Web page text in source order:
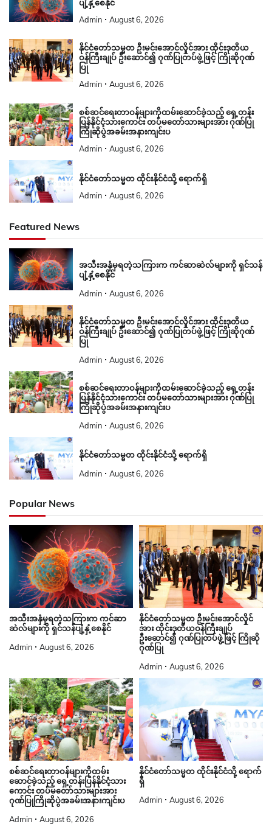
ပျံ့နှံ့စေနိုင်
Admin August 6, 2026
နိုင်ငံတော်သမ္မတ ဦးမင်းအောင်လှိုင်အား ထိုင်းဒုတိယ
ဝန်ကြီးချုပ် ဦးဆောင်၍ ဂုဏ်ပြုတပ်ဖွဲ့ဖြင့် ကြိုဆိုဂုဏ်
ပြု
Admin August 6, 2026
စစ်ဆင်ရေးတာဝန်များကိုထမ်းဆောင်ခဲ့သည့် ရှေ့တန်း
ပြန်နိုင်ငံ့သားကောင်း တပ်မတော်သားများအား ဂုဏ်ပြု
ကြိုဆိုပွဲအခမ်းအနားကျင်းပ
Admin August 6, 2026
နိုင်ငံတော်သမ္မတ ထိုင်းနိုင်ငံသို့ ရောက်ရှိ
Admin August 6, 2026
Featured News
အသီးအနှံမှရတဲ့သကြားက ကင်ဆာဆဲလ်များကို ရှင်သန်
ပျံ့နှံ့စေနိုင်
Admin August 6, 2026
နိုင်ငံတော်သမ္မတ ဦးမင်းအောင်လှိုင်အား ထိုင်းဒုတိယ
ဝန်ကြီးချုပ် ဦးဆောင်၍ ဂုဏ်ပြုတပ်ဖွဲ့ဖြင့် ကြိုဆိုဂုဏ်
ပြု
Admin August 6, 2026
စစ်ဆင်ရေးတာဝန်များကိုထမ်းဆောင်ခဲ့သည့် ရှေ့တန်း
ပြန်နိုင်ငံ့သားကောင်း တပ်မတော်သားများအား ဂုဏ်ပြု
ကြိုဆိုပွဲအခမ်းအနားကျင်းပ
Admin August 6, 2026
နိုင်ငံတော်သမ္မတ ထိုင်းနိုင်ငံသို့ ရောက်ရှိ
Admin August 6, 2026
Popular News
အသီးအနှံမှရတဲ့သကြားက ကင်ဆာ
ဆဲလ်များကို ရှင်သန်ပျံ့နှံ့စေနိုင်
Admin August 6, 2026
နိုင်ငံတော်သမ္မတ ဦးမင်းအောင်လှိုင်
အား ထိုင်းဒုတိယဝန်ကြီးချုပ်
ဦးဆောင်၍ ဂုဏ်ပြုတပ်ဖွဲ့ဖြင့် ကြိုဆို
ဂုဏ်ပြု
Admin August 6, 2026
စစ်ဆင်ရေးတာဝန်များကိုထမ်း
ဆောင်ခဲ့သည့် ရှေ့တန်းပြန်နိုင်ငံ့သား
ကောင်း တပ်မတော်သားများအား
ဂုဏ်ပြုကြိုဆိုပွဲအခမ်းအနားကျင်းပ
Admin August 6, 2026
နိုင်ငံတော်သမ္မတ ထိုင်းနိုင်ငံသို့ ရောက်
ရှိ
Admin August 6, 2026